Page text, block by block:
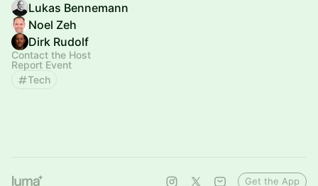
Lukas Bennemann
Noel Zeh
Dirk Rudolf
Contact the Host
Report Event
Tech
Get the App